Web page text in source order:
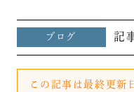
ブログ 記
この記事は最終更新